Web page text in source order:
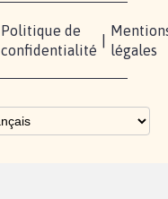
Politique de
confidentialité
légales